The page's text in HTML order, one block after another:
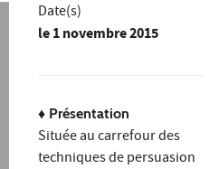
Date(s)
le1 novembre 2015
♦ Présentation
Située au carrefour des
techniques de persuasion